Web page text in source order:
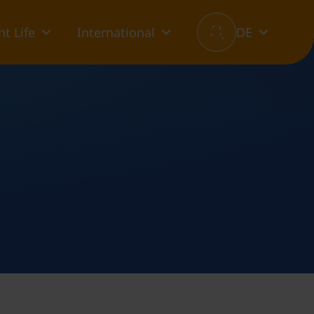
Life International DE